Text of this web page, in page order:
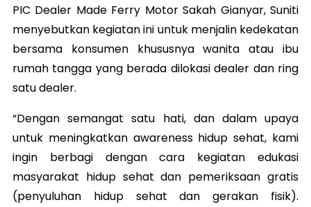
PIC Dealer Made Ferry Motor Sakah Gianyar, Suniti
menyebutkan kegiatan ini untuk menjalin kedekatan
bersama konsumen khususnya wanita atau ibu
rumah tangga yang berada dilokasi dealer dan ring
satu dealer.
“Dengan semangat satu hati, dan dalam upaya
untuk meningkatkan awareness hidup sehat, kami
ingin berbagi dengan cara kegiatan edukasi
masyarakat hidup sehat dan pemeriksaan gratis
(penyuluhan hidup sehat dan gerakan fisik).